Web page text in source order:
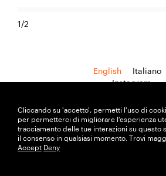
1/2
Marco Guazzini
P. Iva
English
Italiano
Instagram
Cliccando su 'accetto', permetti l'uso di
per permetterci di migliorare l'esperienza
tracciamento delle tue interazioni su questo
il consenso in qualsiasi momento. Trovi
Accept Deny